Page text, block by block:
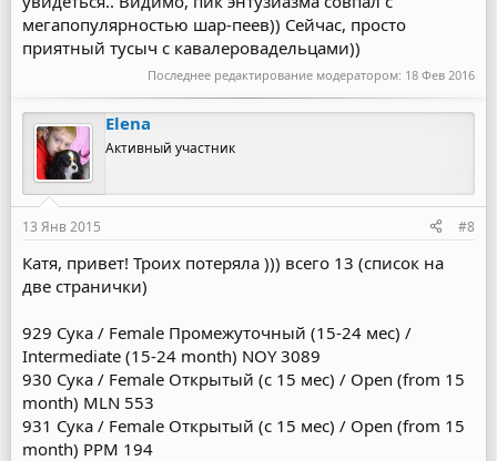
мегапопулярностью шар-пеев)) Сейчас, просто
приятный тусыч с кавалеровадельцами))
Последнее редактирование модератором: 18 Фев 2016
Elena
Активный участник
13 Янв 2015 #8
Катя, привет! Троих потеряла ))) всего 13 (список на
две странички)
929 Сука / Female Промежуточный (15-24 мес) /
Intermediate (15-24 month) NOY 3089
930 Сука / Female Открытый (с 15 мес) / Open (from 15
month) MLN 553
931 Сука / Female Открытый (с 15 мес) / Open (from 15
month) РРМ 194